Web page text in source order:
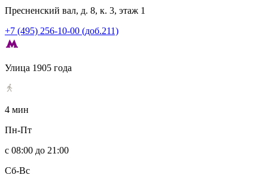
Пресненский вал, д. 8, к. 3, этаж 1
+7 (495) 256-10-00 (доб.211)
Улица 1905 года
4 мин
Пн-Пт
с 08:00 до 21:00
Сб-Вс